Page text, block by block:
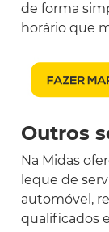
de forma
horário que
Outros
Na Midas
leque de
automóvel,
qualificados